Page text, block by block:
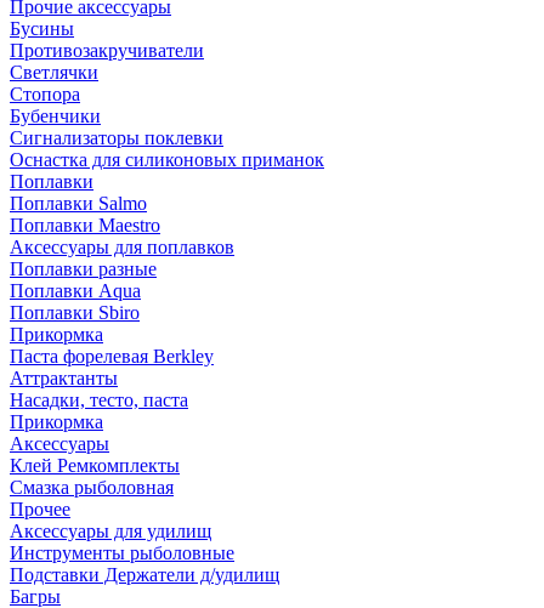
Прочие аксессуары
Бусины
Противозакручиватели
Светлячки
Стопора
Бубенчики
Сигнализаторы поклевки
Оснастка для силиконовых приманок
Поплавки
Поплавки Salmo
Поплавки Maestro
Аксессуары для поплавков
Поплавки разные
Поплавки Aqua
Поплавки Sbiro
Прикормка
Паста форелевая Berkley
Аттрактанты
Насадки, тесто, паста
Прикормка
Аксессуары
Клей Ремкомплекты
Смазка рыболовная
Прочее
Аксессуары для удилищ
Инструменты рыболовные
Подставки Держатели д/удилищ
Багры